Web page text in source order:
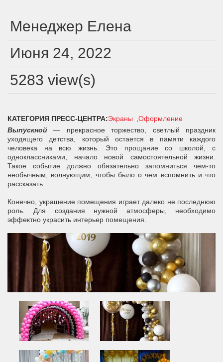
Менеджер Елена
Июня 24, 2022
5283 view(s)
КАТЕГОРИЯ ПРЕСС-ЦЕНТРА:Экраны
Оформление
Выпускной— прекрасное торжество, светлый праздник
уходящего детства, который остается в памяти каждого
человека на всю жизнь. Это прощание со школой, с
одноклассниками, начало новой самостоятельной жизни.
Такое событие должно обязательно запомниться чем-то
необычным, волнующим, чтобы было о чем вспомнить и что
рассказать.
Конечно, украшение помещения играет далеко не последнюю
роль. Для создания нужной атмосферы, необходимо
эффектно украсить интерьер помещения.